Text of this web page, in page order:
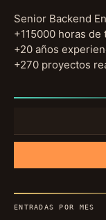
Senior Backend
+115000 horas de
+20 años
+270 proyectos
ENTRADAS POR MES